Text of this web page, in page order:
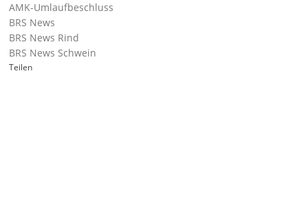
AMK-Umlaufbeschluss
BRS News
BRS News Rind
BRS News Schwein
Teilen